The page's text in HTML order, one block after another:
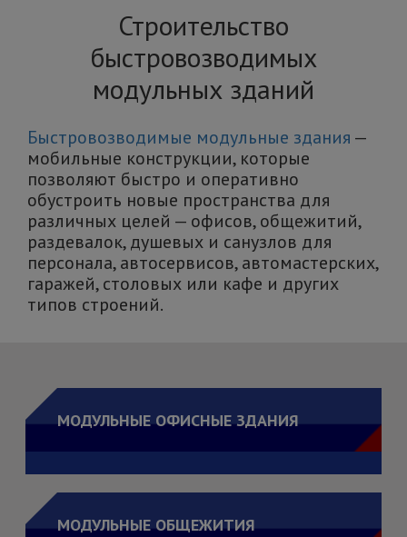
Строительство
быстровозводимых
модульных зданий
Быстровозводимые модульные здания —
мобильные конструкции, которые
позволяют быстро и оперативно
обустроить новые пространства для
различных целей — офисов, общежитий,
раздевалок, душевых и санузлов для
персонала, автосервисов, автомастерских,
гаражей, столовых или кафе и других
типов строений.
МОДУЛЬНЫЕ ОФИСНЫЕ ЗДАНИЯ
МОДУЛЬНЫЕ ОБЩЕЖИТИЯ